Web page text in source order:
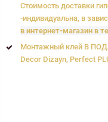
Стоимость доставки
-индивидуальна, в
в интернет-магазин в
Монтажный клей В
Decor Dizayn, Perfect